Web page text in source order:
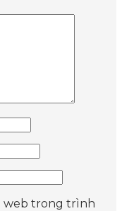
web trong trình